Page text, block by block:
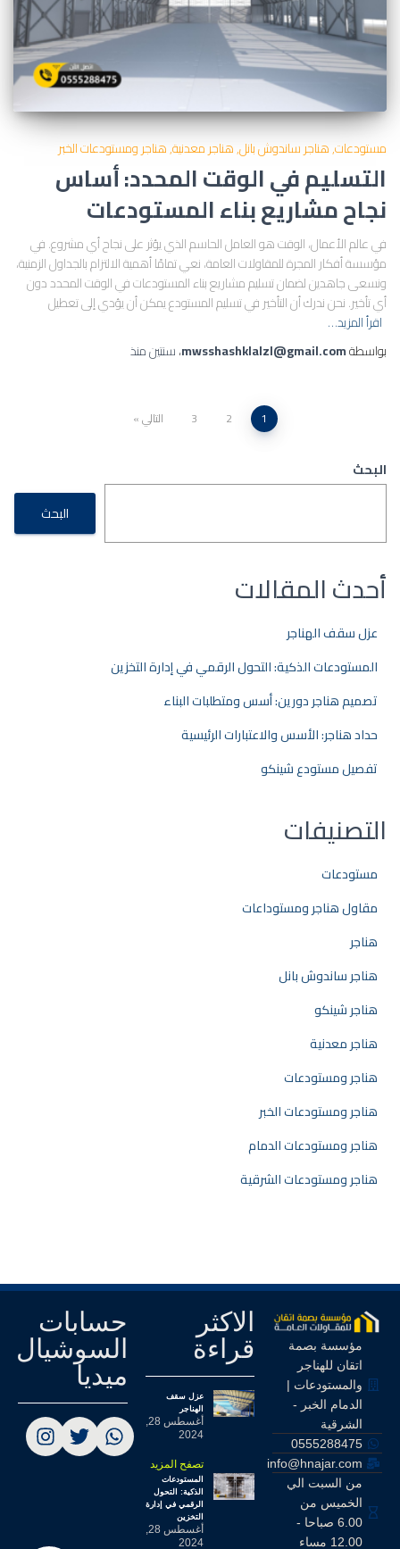
مستودعات هناجر ساندوش بانل هناجر معدنية هناجر ومستودعات الخبر
التسليم في الوقت المحدد: أساس
نجاح مشاريع بناء المستودعات
في عالم الأعمال، الوقت هو العامل الحاسم الذي يؤثر على نجاح أي مشروع. في
مؤسسة أفكار المجرة للمقاولات العامة، نعي تمامًا أهمية الالتزام بالجداول الزمنية،
ونسعى جاهدين لضمان تسليم مشاريع بناء المستودعات في الوقت المحدد دون
أي تأخير. نحن ندرك أن التأخير في تسليم المستودع يمكن أن يؤدي إلى تعطيل
اقرأ المزيد…
بواسطةmwsshashklalzl@gmail.com،سنتينمنذ
1
2
3 التالي
البحث
البحث
أحدث المقالات
عزل سقف الهناجر
المستودعات الذكية: التحول الرقمي في إدارة التخزين
تصميم هناجر دورين: أسس ومتطلبات البناء
حداد هناجر: الأسس والاعتبارات الرئيسية
تفصيل مستودع شينكو
التصنيفات
مستودعات
مقاول هناجر ومستوداعات
هناجر
هناجر ساندوش بانل
هناجر شينكو
هناجر معدنية
هناجر ومستودعات
هناجر ومستودعات الخبر
هناجر ومستودعات الدمام
هناجر ومستودعات الشرقية
مؤسسة بصمة
اتقان للهناجر
والمستودعات |
الدمام الخبر -
الشرقية
0555288475
info@hnajar.com
من السبت الي
الخميس من
6.00 صباحا -
12.00 مساء
الاكثر
قراءة
عزل سقف
الهناجر
أغسطس 28,
2024
تصفح المزيد
المستودعات
الذكية: التحول
الرقمي في إدارة
التخزين
أغسطس 28,
2024
حسابات
السوشيال
ميديا